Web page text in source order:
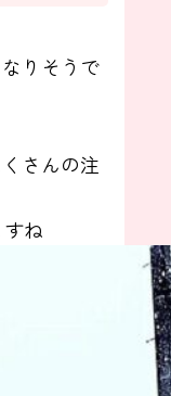
りそうで
さんの注
ね